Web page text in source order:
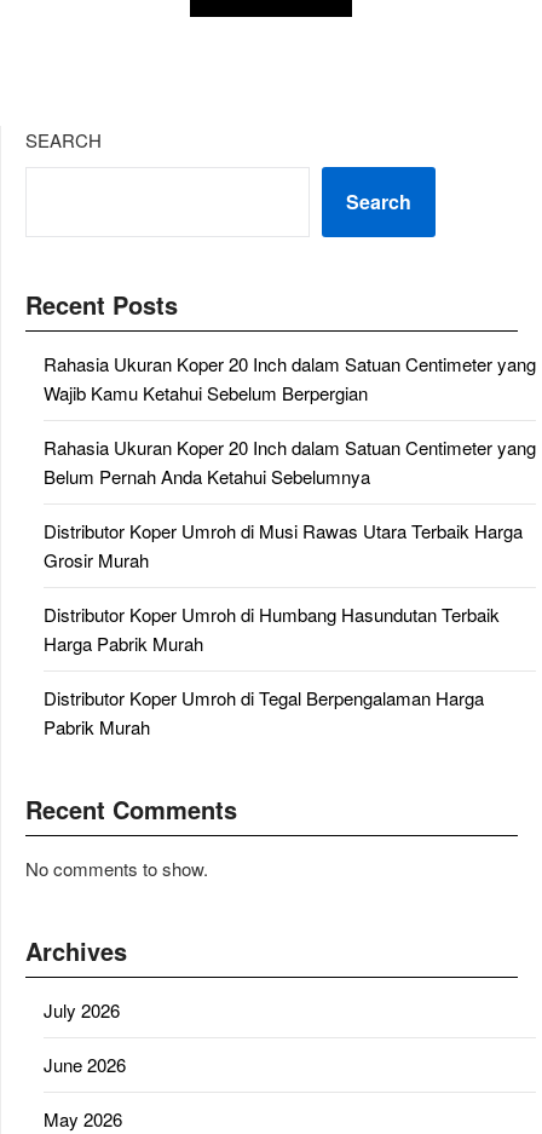
SEARCH
Search
Recent Posts
Rahasia Ukuran Koper 20 Inch dalam Satuan Centimeter yang
Wajib Kamu Ketahui Sebelum Berpergian
Rahasia Ukuran Koper 20 Inch dalam Satuan Centimeter yang
Belum Pernah Anda Ketahui Sebelumnya
Distributor Koper Umroh di Musi Rawas Utara Terbaik Harga
Grosir Murah
Distributor Koper Umroh di Humbang Hasundutan Terbaik
Harga Pabrik Murah
Distributor Koper Umroh di Tegal Berpengalaman Harga
Pabrik Murah
Recent Comments
No comments to show.
Archives
July 2026
June 2026
May 2026